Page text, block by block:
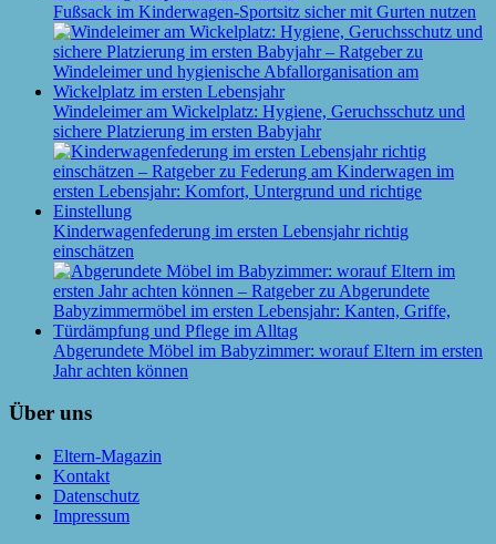
Fußsack im Kinderwagen-Sportsitz sicher mit Gurten nutzen
Windeleimer am Wickelplatz: Hygiene, Geruchsschutz und
sichere Platzierung im ersten Babyjahr
Kinderwagenfederung im ersten Lebensjahr richtig
einschätzen
Abgerundete Möbel im Babyzimmer: worauf Eltern im ersten
Jahr achten können
Über uns
Eltern-Magazin
Kontakt
Datenschutz
Impressum